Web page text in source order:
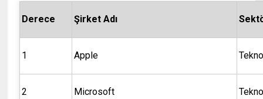
Derece Şirket Adı
1 Apple
2 Microsoft